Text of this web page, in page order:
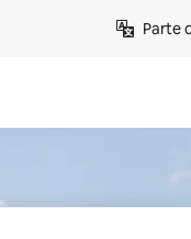
Parte